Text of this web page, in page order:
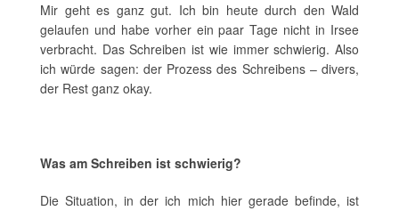
Mir geht es ganz gut. Ich bin heute durch den Wald
gelaufen und habe vorher ein paar Tage nicht in Irsee
verbracht. Das Schreiben ist wie immer schwierig. Also
ich würde sagen: der Prozess des Schreibens – divers,
der Rest ganz okay.
Was am Schreiben ist schwierig?
Die Situation, in der ich mich hier gerade befinde, ist